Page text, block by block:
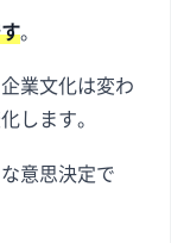
。
業文化は変わ
します。
意思決定で